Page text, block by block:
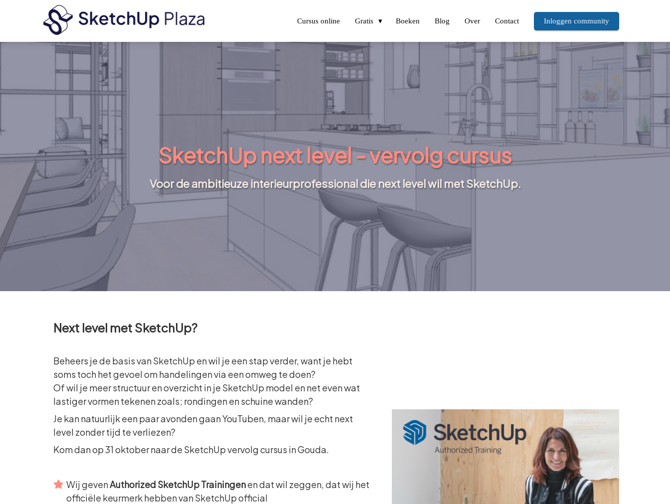
Cursus online Gratis Boeken Blog Over Contact Inloggen community
SketchUp next level - vervolg cursus
Voor de ambitieuze interieurprofessional die next level wil met SketchUp.
Next level met SketchUp?
Beheers je de basis van SketchUp en wil je een stap verder, want je hebt
soms toch het gevoel om handelingen via een omweg te doen?
Of wil je meer structuur en overzicht in je SketchUp model en net even wat
lastiger vormen tekenen zoals; rondingen en schuine wanden?
Je kan natuurlijk een paar avonden gaan YouTuben, maar wil je echt next
level zonder tijd te verliezen?
Kom dan op 31 oktober naar de SketchUp vervolg cursus in Gouda.
Wij gevenAuthorized SketchUp Trainingenen dat wil zeggen, dat wij het
officiële keurmerk hebben van SketchUp official